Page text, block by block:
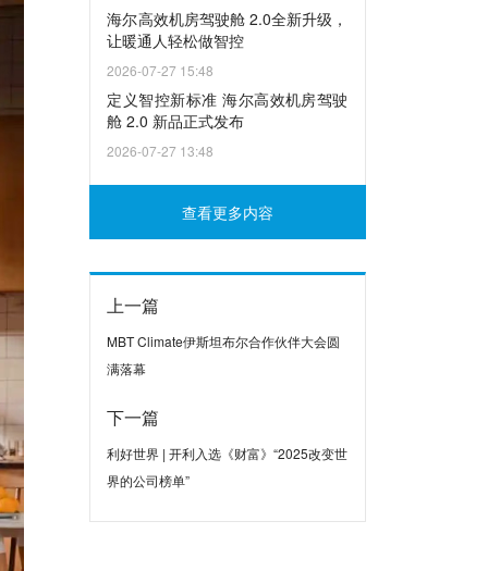
海尔高效机房驾驶舱 2.0全新升级，
让暖通人轻松做智控
2026-07-27 15:48
定义智控新标准 海尔高效机房驾驶
舱 2.0 新品正式发布
2026-07-27 13:48
查看更多内容
上一篇
MBT Climate伊斯坦布尔合作伙伴大会圆
满落幕
下一篇
利好世界 | 开利入选《财富》“2025改变世
界的公司榜单”